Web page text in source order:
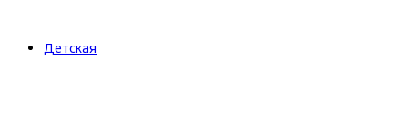
Детская